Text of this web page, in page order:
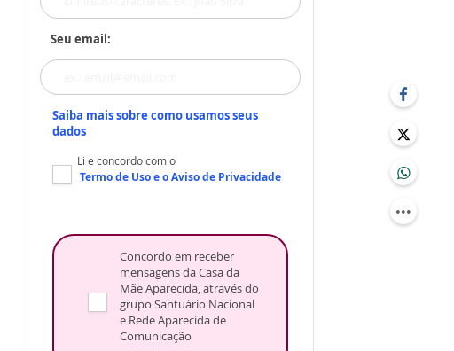
Seu email:
Saiba mais sobre como usamos seus
dados
Li e concordo com o
Termo de Usoe oAviso de Privacidade
Concordo em receber
mensagens da Casa da
Mãe Aparecida, através do
grupo Santuário Nacional
e Rede Aparecida de
Comunicação